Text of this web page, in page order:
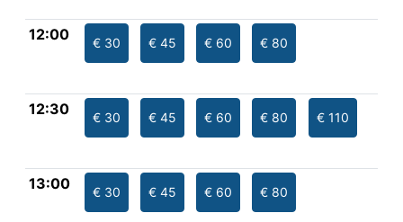
12:00 € 30 € 45 € 60 € 80
12:30 € 30 € 45 € 60 € 80 € 110
13:00 € 30 € 45 € 60 € 80